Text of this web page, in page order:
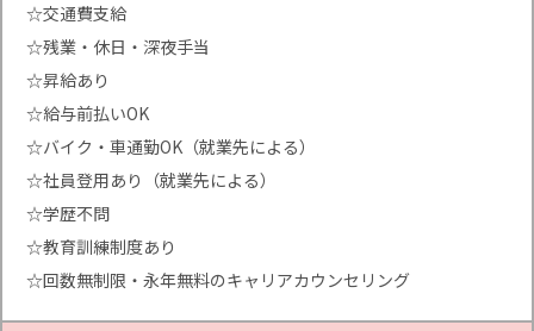
☆交通費支給
☆残業・休日・深夜手当
☆昇給あり
☆給与前払いOK
☆バイク・車通勤OK（就業先による）
☆社員登用あり（就業先による）
☆学歴不問
☆教育訓練制度あり
☆回数無制限・永年無料のキャリアカウンセリング